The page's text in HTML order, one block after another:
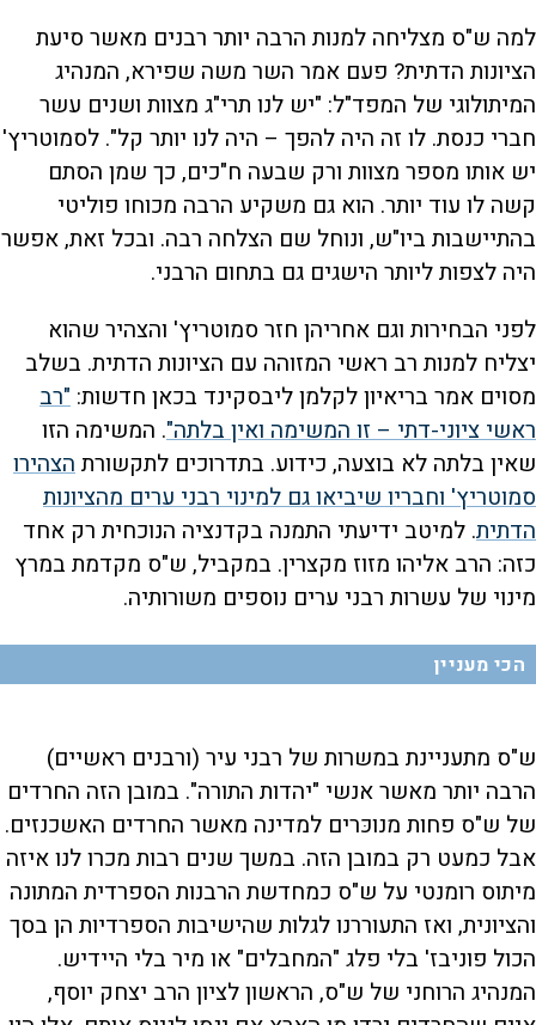
למה ש"ס מצליחה למנות הרבה יותר רבנים מאשר סיעת
הציונות הדתית? פעם אמר השר משה שפירא, המנהיג
המיתולוגי של המפד"ל: "יש לנו תרי"ג מצוות ושנים עשר
חברי כנסת. לו זה היה להפך – היה לנו יותר קל". לסמוטריץ'
יש אותו מספר מצוות ורק שבעה ח"כים, כך שמן הסתם
קשה לו עוד יותר. הוא גם משקיע הרבה מכוחו פוליטי
בהתיישבות ביו"ש, ונוחל שם הצלחה רבה. ובכל זאת, אפשר
היה לצפות ליותר הישגים גם בתחום הרבני.
לפני הבחירות וגם אחריהן חזר סמוטריץ' והצהיר שהוא
יצליח למנות רב ראשי המזוהה עם הציונות הדתית. בשלב
מסוים אמר בריאיון לקלמן ליבסקינד בכאן חדשות: "רב
ראשי ציוני-דתי – זו המשימה ואין בלתה". המשימה הזו
שאין בלתה לא בוצעה, כידוע. בתדרוכים לתקשורתהצהירו
סמוטריץ' וחבריו שיביאו גם למינוי רבני ערים מהציונות
הדתית. למיטב ידיעתי התמנה בקדנציה הנוכחית רק אחד
כזה: הרב אליהו מזוז מקצרין. במקביל, ש"ס מקדמת במרץ
מינוי של עשרות רבני ערים נוספים משורותיה.
הכי מעניין
ש"ס מתעניינת במשרות של רבני עיר (ורבנים ראשיים)
הרבה יותר מאשר אנשי "יהדות התורה". במובן הזה החרדים
של ש"ס פחות מנוכּרים למדינה מאשר החרדים האשכנזים.
אבל כמעט רק במובן הזה. במשך שנים רבות מכרו לנו איזה
מיתוס רומנטי על ש"ס כמחדשת הרבנות הספרדית המתונה
והציונית, ואז התעוררנו לגלות שהישיבות הספרדיות הן בסך
הכול פוניבז' בלי פלג "המחבלים" או מיר בלי היידיש.
המנהיג הרוחני של ש"ס, הראשון לציון הרב יצחק יוסף,